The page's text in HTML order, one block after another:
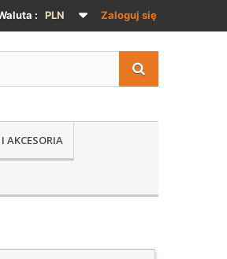
Zaloguj się
: PLN
I AKCESORIA